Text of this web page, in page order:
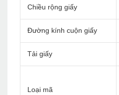
Chiều rộng giấy
Đường kính cuộn giấy
Tải giấy
Loại mã